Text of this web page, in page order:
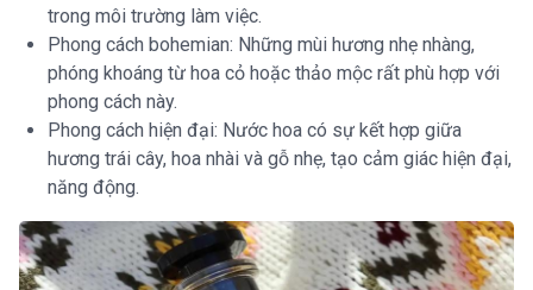
trong môi trường làm việc.
Phong cách bohemian: Những mùi hương nhẹ nhàng,
phóng khoáng từ hoa cỏ hoặc thảo mộc rất phù hợp với
phong cách này.
Phong cách hiện đại: Nước hoa có sự kết hợp giữa
hương trái cây, hoa nhài và gỗ nhẹ, tạo cảm giác hiện đại,
năng động.